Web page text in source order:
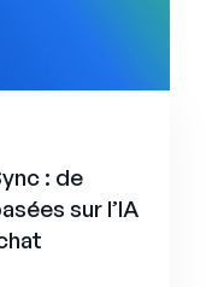
: de
sur l’IA